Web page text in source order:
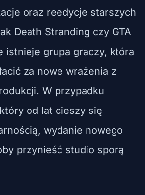
oraz reedycje starszych
Death Stranding czy GTA
istnieje grupa graczy, która
za nowe wrażenia z
W przypadku
od lat cieszy się
wydanie nowego
przynieść studio sporą